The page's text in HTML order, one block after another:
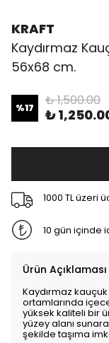
KRAFT
Kaydırmaz
56x68 cm.
%17 ₺ 1,500.00
₺
1000 TL üzeri
10 gün içinde
Ürün Açıklaması
Kaydırmaz
ortamlarında
yüksek kaliteli bir
yüzey alanı
şekilde taşıma